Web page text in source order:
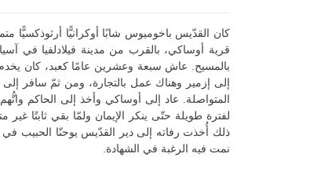
كان القدّيس باخوميوس شابًا أوكرانيًّا أرثوذكسيًّا
قرية أوساكي، بالقرب من مدينة فيلادلفيا في
بالمسيح. عاش سبعة وعشرين عامًا كعبد، كان
إلى إزمير وهناك عمل بالتجارة، ومن ثمّ سافر
المتواصلة. عاد إلى أوساكي وأخذ إلى الحاكم
لفترة طويلة حتّى ينكر الإيمان ولمّا بقي ثابتًا
نمت فيه الرغبة في الشهادة.